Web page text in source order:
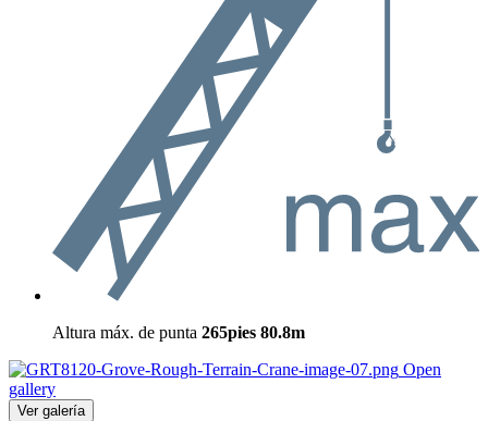
Altura máx. de punta 265pies 80.8m
Open
gallery
Ver galería